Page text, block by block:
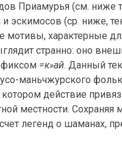
Приамурья (см. ниже
эскимосов (ср. ниже,
характерные
странно: оно
=к»ай. Данный
маньчжурского
действие
местности.
легенд о шаманах,